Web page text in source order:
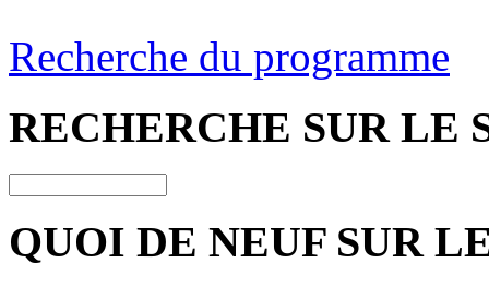
Recherche du programme
RECHERCHE SUR LE
QUOI DE NEUF SUR